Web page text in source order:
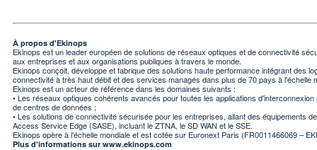
À propos d'Ekinops
Ekinops est un leader européen de solutions de réseaux optiques et de connectivité
aux entreprises et aux organisations publiques à travers le monde.
Ekinops conçoit, développe et fabrique des solutions haute performance intégrant des
connectivité à très haut débit et des services managés dans plus de 70 pays à l'échelle
Ekinops est un acteur de référence dans les domaines suivants :
• Les réseaux optiques cohérents avancés pour toutes les applications
de centres de données ;
• Les solutions de connectivité sécurisée pour les entreprises, allant des équipements
Access Service Edge (SASE), incluant le ZTNA, le SD WAN et le SSE.
Ekinops opère à l'échelle mondiale et est cotée sur Euronext Paris (FR0011466069 –
Plus d'informations sur www.ekinops.com